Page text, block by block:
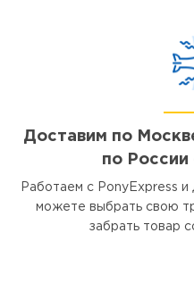
Доставим по
по России
Работаем с PonyExpress
можете выбрать свою
забрать товар